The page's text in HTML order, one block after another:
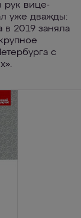
рук вице-
уже дважды:
в 2019 заняла
с